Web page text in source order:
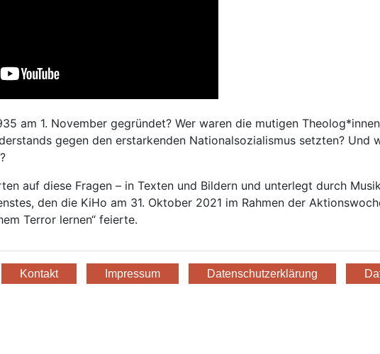
am 1. November gegründet? Wer waren die mutigen
gegen den erstarkenden Nationalsozialismus setzten?
auf diese Fragen – in Texten und Bildern und unterlegt durch
den die KiHo am 31. Oktober 2021 im Rahmen der
Terror lernen“ feierte.
Kontakt Impressum Datenschutzerklärung